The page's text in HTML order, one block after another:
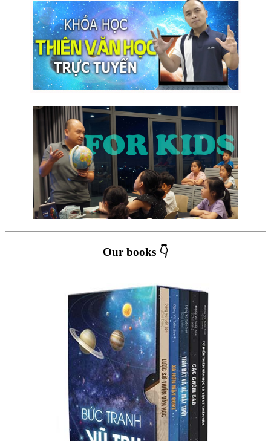
Our books 👇